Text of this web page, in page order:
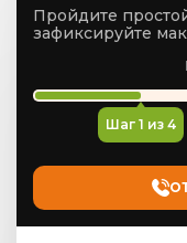
Пройдите
зафиксируйте
Шаг 1 из 4